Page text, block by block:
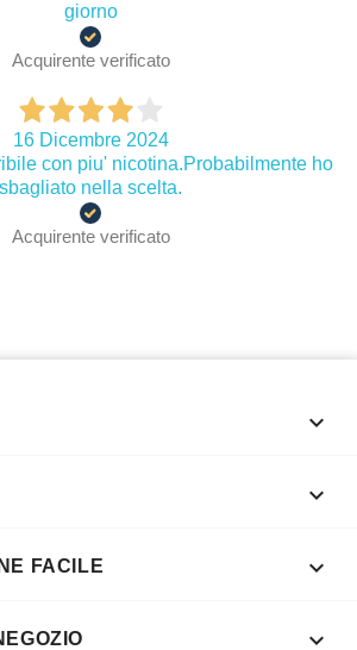
giorno
Acquirente verificato
16 Dicembre 2024
con piu' nicotina.Probabilmente ho
sbagliato nella scelta.
Acquirente verificato


FACILE 
